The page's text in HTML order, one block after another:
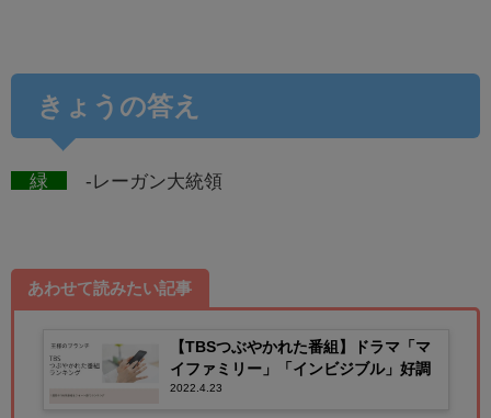
きょうの答え
緑 -レーガン大統領
あわせて読みたい記事
【TBSつぶやかれた番組】ドラマ「マ
イファミリー」「インビジブル」好調
2022.4.23